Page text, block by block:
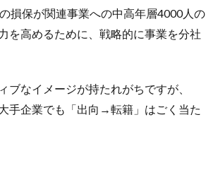
損保が関連事業への中高年層4000人の
を高めるために、戦略的に事業を分社
ブなイメージが持たれがちですが、
手企業でも「出向→転籍」はごく当た